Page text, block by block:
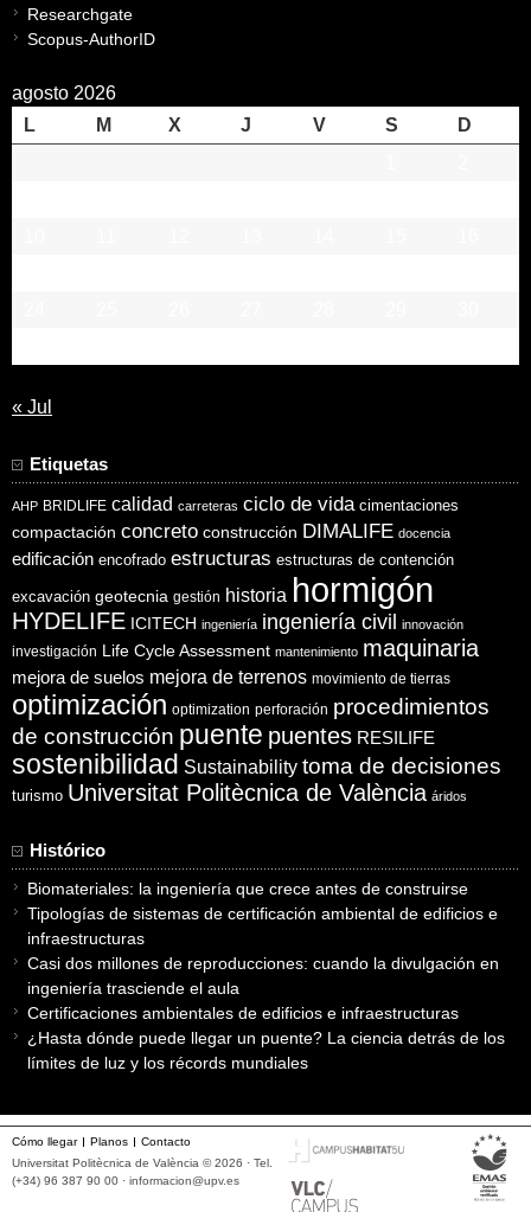
Researchgate
Scopus-AuthorID
agosto 2026
L
M X J V S
D
« Jul
Etiquetas
AHP BRIDLIFE calidad carreteras ciclo de vida cimentaciones
compactación concreto construcción DIMALIFE docencia
edificación encofrado estructuras estructuras de contención
excavación geotecnia gestión historia hormigón
HYDELIFE ICITECH ingeniería ingeniería civil innovación
investigación Life Cycle Assessment mantenimiento maquinaria
mejora de suelos mejora de terrenos movimiento de tierras
optimización optimization perforación procedimientos
de construcción puente puentes RESILIFE
sostenibilidad Sustainability toma de decisiones
turismo Universitat Politècnica de València áridos
Histórico
Biomateriales: la ingeniería que crece antes de construirse
Tipologías de sistemas de certificación ambiental de edificios e
infraestructuras
Casi dos millones de reproducciones: cuando la divulgación en
ingeniería trasciende el aula
Certificaciones ambientales de edificios e infraestructuras
¿Hasta dónde puede llegar un puente? La ciencia detrás de los
límites de luz y los récords mundiales
Cómo llegar Planos
Contacto
Universitat Politècnica de València © 2026 · Tel.
(+34) 96 387 90 00 · informacion@upv.es